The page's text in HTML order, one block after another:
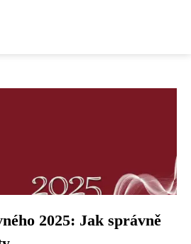
2025: Jak správně